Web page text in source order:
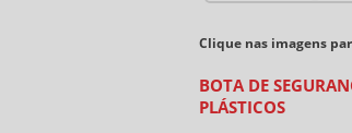
Clique nas imagens
BOTA DE
PLÁSTICOS